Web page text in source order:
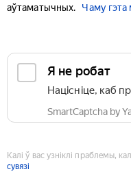
аўтаматычных.
Чаму гэта
Я не робат
Націсніце, каб
SmartCaptcha by
Калі ў вас узніклі праблемы,
сувязі